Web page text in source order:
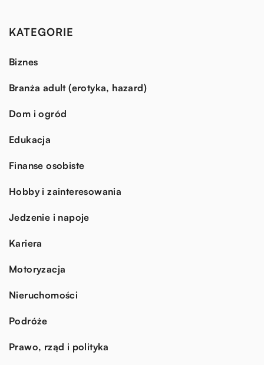
KATEGORIE
Biznes
Branża adult (erotyka, hazard)
Dom i ogród
Edukacja
Finanse osobiste
Hobby i zainteresowania
Jedzenie i napoje
Kariera
Motoryzacja
Nieruchomości
Podróże
Prawo, rząd i polityka